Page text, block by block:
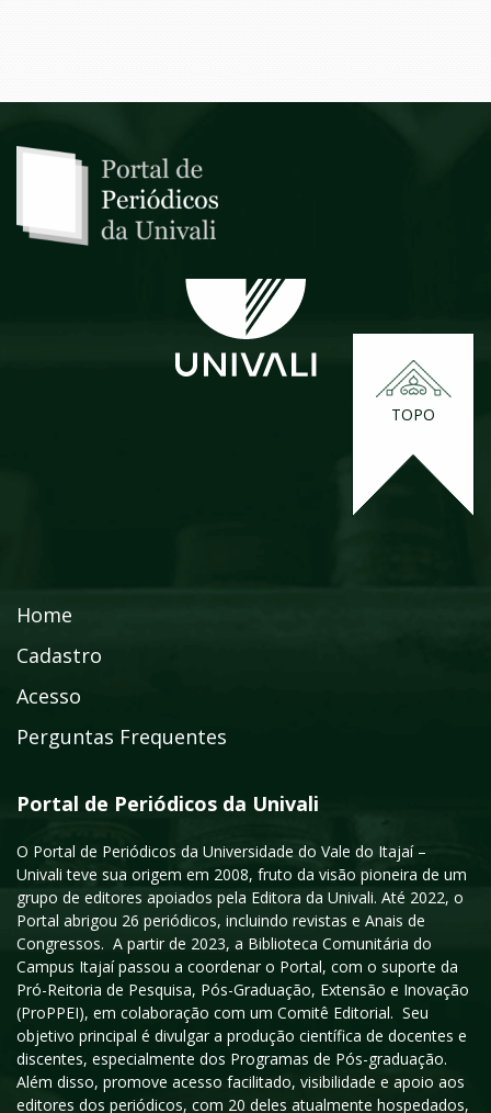
TOPO
Home
Cadastro
Acesso
Perguntas Frequentes
Portal de Periódicos da Univali
O Portal de Periódicos da Universidade do Vale do Itajaí –
Univali teve sua origem em 2008, fruto da visão pioneira de um
grupo de editores apoiados pela Editora da Univali. Até 2022, o
Portal abrigou 26 periódicos, incluindo revistas e Anais de
Congressos. A partir de 2023, a Biblioteca Comunitária do
Campus Itajaí passou a coordenar o Portal, com o suporte da
Pró-Reitoria de Pesquisa, Pós-Graduação, Extensão e Inovação
(ProPPEI), em colaboração com um Comitê Editorial. Seu
objetivo principal é divulgar a produção científica de docentes e
discentes, especialmente dos Programas de Pós-graduação.
Além disso, promove acesso facilitado, visibilidade e apoio aos
editores dos periódicos, com 20 deles atualmente hospedados,